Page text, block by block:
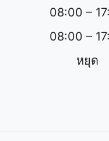
08:00 –
08:00 –
หยุด